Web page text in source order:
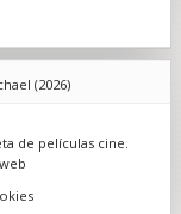
(2026)
de películas cine.